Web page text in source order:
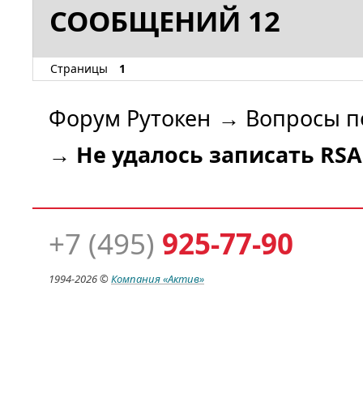
СООБЩЕНИЙ 12
Страницы 1
Форум Рутокен → Вопросы
→ Не удалось записать
+7 (495) 925-77-90
1994-2026 ©Компания«Актив»